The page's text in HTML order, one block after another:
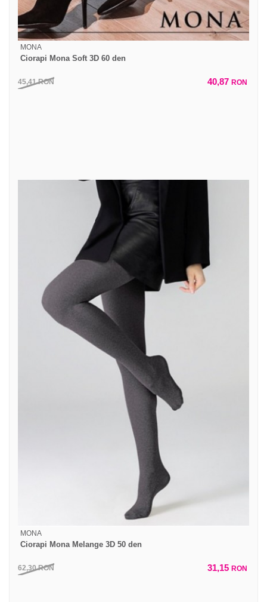
MONA
Ciorapi Mona Soft 3D 60 den
45,41RON 40,87 RON
MONA
Ciorapi Mona Melange 3D 50 den
62,30RON 31,15 RON